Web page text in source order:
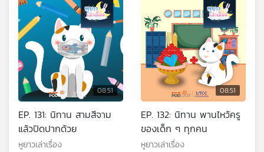
08:51
EP. 131: นิทาน สามสีจาม
แล้วปิดปากด้วย
หูยาวเล่าเรื่อง
08:51
EP. 132: นิทาน พานไหว้ครู
ของเด็ก ๆ ทุกคน
หูยาวเล่าเรื่อง